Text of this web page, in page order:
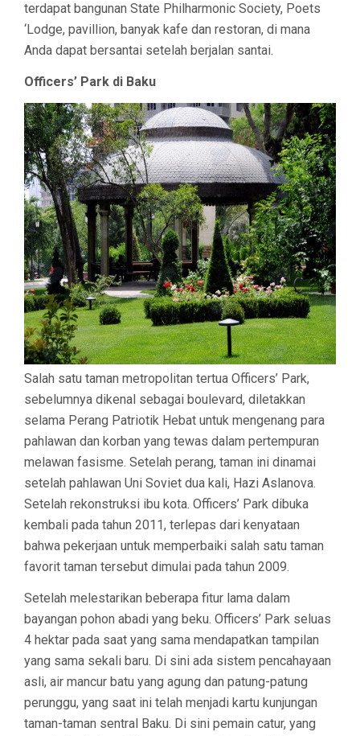
terdapat bangunan State Philharmonic Society, Poets
‘Lodge, pavillion, banyak kafe dan restoran, di mana
Anda dapat bersantai setelah berjalan santai.
Officers’ Park di Baku
Salah satu taman metropolitan tertua Officers’ Park,
sebelumnya dikenal sebagai boulevard, diletakkan
selama Perang Patriotik Hebat untuk mengenang para
pahlawan dan korban yang tewas dalam pertempuran
melawan fasisme. Setelah perang, taman ini dinamai
setelah pahlawan Uni Soviet dua kali, Hazi Aslanova.
Setelah rekonstruksi ibu kota. Officers’ Park dibuka
kembali pada tahun 2011, terlepas dari kenyataan
bahwa pekerjaan untuk memperbaiki salah satu taman
favorit taman tersebut dimulai pada tahun 2009.
Setelah melestarikan beberapa fitur lama dalam
bayangan pohon abadi yang beku. Officers’ Park seluas
4 hektar pada saat yang sama mendapatkan tampilan
yang sama sekali baru. Di sini ada sistem pencahayaan
asli, air mancur batu yang agung dan patung-patung
perunggu, yang saat ini telah menjadi kartu kunjungan
taman-taman sentral Baku. Di sini pemain catur, yang